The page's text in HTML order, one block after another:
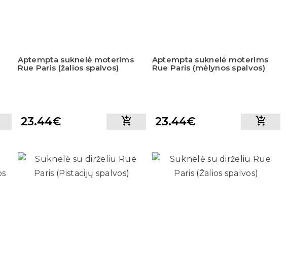
Aptempta suknelė moterims
Rue Paris (žalios spalvos)
23.44€
Aptempta suknelė moterims
Rue Paris (mėlynos spalvos)
23.44€